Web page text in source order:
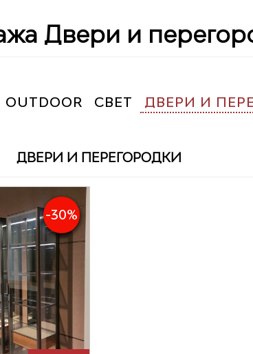
Двери и
OUTDOOR СВЕТ ДВЕРИ И
ДВЕРИ И ПЕРЕГОРОДКИ
-30%